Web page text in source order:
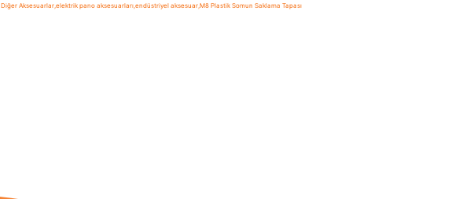
Diğer Aksesuarlar ,elektrik pano aksesuarları ,endüstriyel aksesuar ,M8 Plastik Somun Saklama Tapası